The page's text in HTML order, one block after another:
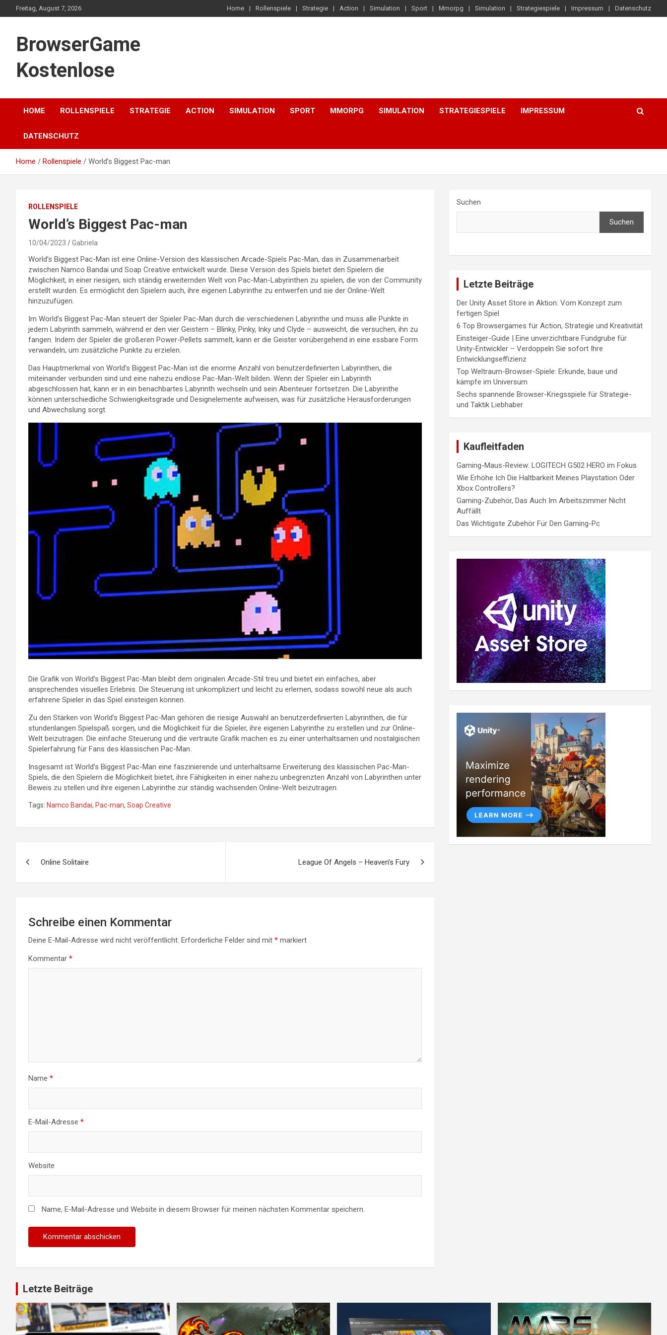
to
Freitag, August 7, 2026 Home Rollenspiele Strategie Action Simulation Sport Mmorpg Simulation Strategiespiele Impressum Datenschutz
BrowserGame
Kostenlose
HOME ROLLENSPIELE STRATEGIE ACTION SIMULATION SPORT MMORPG SIMULATION STRATEGIESPIELE IMPRESSUM
DATENSCHUTZ
Home Rollenspiele World’s Biggest Pac-man
ROLLENSPIELE
World’s Biggest Pac-man
10/04/2023 Gabriela
World’s Biggest Pac-Man ist eine Online-Version des klassischen Arcade-Spiels Pac-Man, das in Zusammenarbeit
zwischen Namco Bandai und Soap Creative entwickelt wurde. Diese Version des Spiels bietet den Spielern die
Möglichkeit, in einer riesigen, sich ständig erweiternden Welt von Pac-Man-Labyrinthen zu spielen, die von der Community
erstellt wurden. Es ermöglicht den Spielern auch, ihre eigenen Labyrinthe zu entwerfen und sie der Online-Welt
hinzuzufügen.
Im World’s Biggest Pac-Man steuert der Spieler Pac-Man durch die verschiedenen Labyrinthe und muss alle Punkte in
jedem Labyrinth sammeln, während er den vier Geistern – Blinky, Pinky, Inky und Clyde – ausweicht, die versuchen, ihn zu
fangen. Indem der Spieler die größeren Power-Pellets sammelt, kann er die Geister vorübergehend in eine essbare Form
verwandeln, um zusätzliche Punkte zu erzielen.
Das Hauptmerkmal von World’s Biggest Pac-Man ist die enorme Anzahl von benutzerdefinierten Labyrinthen, die
miteinander verbunden sind und eine nahezu endlose Pac-Man-Welt bilden. Wenn der Spieler ein Labyrinth
abgeschlossen hat, kann er in ein benachbartes Labyrinth wechseln und sein Abenteuer fortsetzen. Die Labyrinthe
können unterschiedliche Schwierigkeitsgrade und Designelemente aufweisen, was für zusätzliche Herausforderungen
und Abwechslung sorgt.
Die Grafik von World’s Biggest Pac-Man bleibt dem originalen Arcade-Stil treu und bietet ein einfaches, aber
ansprechendes visuelles Erlebnis. Die Steuerung ist unkompliziert und leicht zu erlernen, sodass sowohl neue als auch
erfahrene Spieler in das Spiel einsteigen können.
Zu den Stärken von World’s Biggest Pac-Man gehören die riesige Auswahl an benutzerdefinierten Labyrinthen, die für
stundenlangen Spielspaß sorgen, und die Möglichkeit für die Spieler, ihre eigenen Labyrinthe zu erstellen und zur Online-
Welt beizutragen. Die einfache Steuerung und die vertraute Grafik machen es zu einer unterhaltsamen und nostalgischen
Spielerfahrung für Fans des klassischen Pac-Man.
Insgesamt ist World’s Biggest Pac-Man eine faszinierende und unterhaltsame Erweiterung des klassischen Pac-Man-
Spiels, die den Spielern die Möglichkeit bietet, ihre Fähigkeiten in einer nahezu unbegrenzten Anzahl von Labyrinthen unter
Beweis zu stellen und ihre eigenen Labyrinthe zur ständig wachsenden Online-Welt beizutragen.
Tags: Namco Bandai, Pac-man, Soap Creative
Online Solitaire League Of Angels – Heaven’s Fury
Schreibe einen Kommentar
Deine E-Mail-Adresse wird nicht veröffentlicht. Erforderliche Felder sind mit * markiert
Kommentar *
Name *
E-Mail-Adresse *
Website
Name, E-Mail-Adresse und Website in diesem Browser für meinen nächsten Kommentar speichern.
Suchen
Suchen
Letzte Beiträge
Der Unity Asset Store in Aktion: Vom Konzept zum
fertigen Spiel
6 Top Browsergames für Action, Strategie und Kreativität
Einsteiger-Guide | Eine unverzichtbare Fundgrube für
Unity-Entwickler – Verdoppeln Sie sofort Ihre
Entwicklungseffizienz
Top Weltraum-Browser-Spiele: Erkunde, baue und
kämpfe im Universum
Sechs spannende Browser-Kriegsspiele für Strategie-
und Taktik Liebhaber
Kaufleitfaden
Gaming-Maus-Review: LOGITECH G502 HERO im Fokus
Wie Erhöhe Ich Die Haltbarkeit Meines Playstation Oder
Xbox Controllers?
Gaming-Zubehör, Das Auch Im Arbeitszimmer Nicht
Auffällt
Das Wichtigste Zubehör Für Den Gaming-Pc
Letzte Beiträge